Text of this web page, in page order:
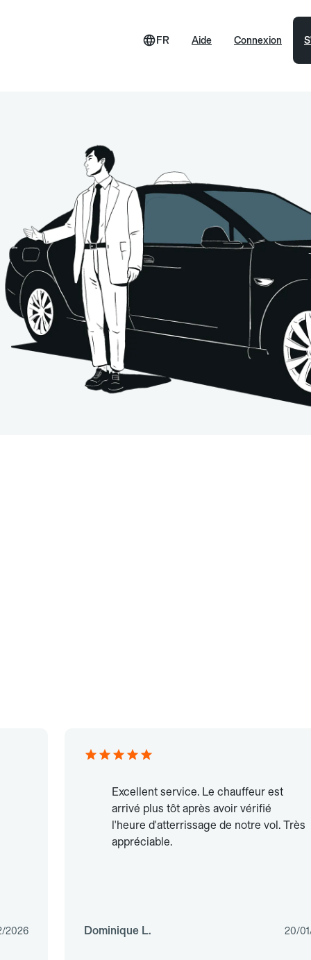
Aide
FR Connexion
2026
Excellent service. Le chauffeur est
arrivé plus tôt après avoir vérifié
l'heure d'atterrissage de notre vol. Très
appréciable.
Dominique L. 20/